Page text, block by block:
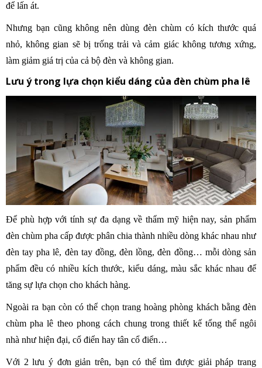
để lấn át.
Nhưng bạn cũng không nên dùng đèn chùm có kích thước quá
nhỏ, không gian sẽ bị trống trải và cảm giác không tương xứng,
làm giảm giá trị của cả bộ đèn và không gian.
Lưu ý trong lựa chọn kiểu dáng của đèn chùm pha lê
Để phù hợp với tính sự đa dạng về thẩm mỹ hiện nay, sản phẩm
đèn chùm pha cấp được phân chia thành nhiều dòng khác nhau như
đèn tay pha lê, đèn tay đồng, đèn lồng, đèn đồng… mỗi dòng sản
phẩm đều có nhiều kích thước, kiểu dáng, màu sắc khác nhau để
tăng sự lựa chọn cho khách hàng.
Ngoài ra bạn còn có thể chọn trang hoàng phòng khách bằng đèn
chùm pha lê theo phong cách chung trong thiết kế tổng thể ngôi
nhà như hiện đại, cổ điển hay tân cổ điển…
Với 2 lưu ý đơn giản trên, bạn có thể tìm được giải pháp trang